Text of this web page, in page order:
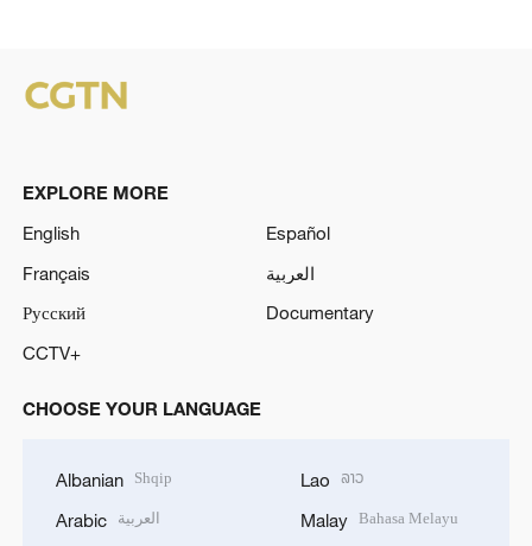
EXPLORE MORE
English
Español
Français
العربية
Русский
Documentary
CCTV+
CHOOSE YOUR LANGUAGE
Albanian Shqip
Arabic العربية
Lao ລາວ
Malay Bahasa Melayu